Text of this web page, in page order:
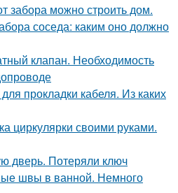
забора можно строить дом.
соседа: каким оно должно
клапан. Необходимость
прокладки кабеля. Из каких
циркулярки своими руками.
дверь. Потеряли ключ
швы в ванной. Немного